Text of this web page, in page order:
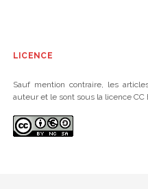
LICENCE
Sauf mention contraire, les
auteur et le sont sous la licence CC